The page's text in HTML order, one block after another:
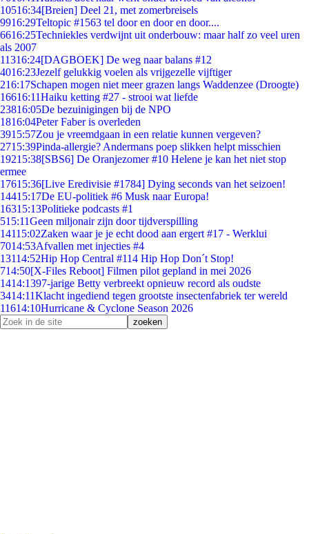
10516:34[Breien] Deel 21, met zomerbreisels
9916:29Teltopic #1563 tel door en door en door....
6616:25Techniekles verdwijnt uit onderbouw: maar half zo veel uren
als 2007
11316:24[DAGBOEK] De weg naar balans #12
4016:23Jezelf gelukkig voelen als vrijgezelle vijftiger
216:17Schapen mogen niet meer grazen langs Waddenzee (Droogte)
16616:11Haiku ketting #27 - strooi wat liefde
23816:05De bezuinigingen bij de NPO
1816:04Peter Faber is overleden
3915:57Zou je vreemdgaan in een relatie kunnen vergeven?
2715:39Pinda-allergie? Andermans poep slikken helpt misschien
19215:38[SBS6] De Oranjezomer #10 Helene je kan het niet stop
ermee
17615:36[Live Eredivisie #1784] Dying seconds van het seizoen!
14415:17De EU-politiek #6 Musk naar Europa!
16315:13Politieke podcasts #1
515:11Geen miljonair zijn door tijdverspilling
14115:02Zaken waar je je echt dood aan ergert #17 - Werklui
7014:53Afvallen met injecties #4
13114:52Hip Hop Central #114 Hip Hop Don´t Stop!
714:50[X-Files Reboot] Filmen pilot gepland in mei 2026
1414:1397-jarige Betty verbreekt opnieuw record als oudste
3414:11Klacht ingediend tegen grootste insectenfabriek ter wereld
11614:10Hurricane & Cyclone Season 2026